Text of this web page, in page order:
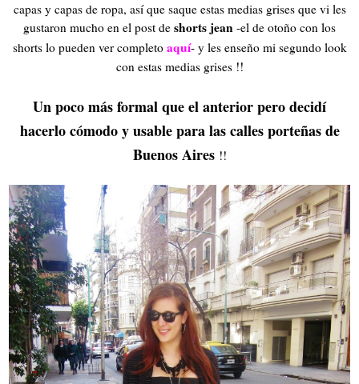
capas y capas de ropa, así que saque estas medias grises que vi les
gustaron mucho en el post de shorts jean -el de otoño con los
shorts lo pueden ver completo aquí- y les enseño mi segundo look
con estas medias grises !!
Un poco más formal que el anterior pero decidí
hacerlo cómodo y usable para las calles porteñas de
Buenos Aires !!